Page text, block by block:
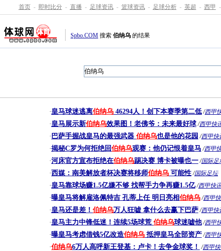
首页 - 即时比分 - 直播 - 足球资讯 - 篮球资讯 - 足球分析 - 英超 - 西甲 -
Spbo.COM 搜索 伯纳乌 的结果
·皇马球迷逃离伯纳乌 46294人！创下本赛季第二低 /西甲
·皇马展示新伯纳乌效果图！老佛爷：未来最好球 /西甲快
·巴萨手握战皇马的最强武器 伯纳乌也是他的花园 /西甲快
·揭秘C罗为何拒绝回伯纳乌观赛：他仍记恨着皇马 /西甲
·河床官方宣布拒绝在伯纳乌踢决赛 博卡被曝也一 /国际足
·西媒：南美解放者杯决赛将移师伯纳乌 可能性 /国际足坛
·皇马靠球场赚1.5亿嫌不够 找帮手力争再赚1.5亿 /西甲快
·曝皇马将解雇洛佩特吉 孔蒂上任 明日亮相伯纳乌 /西甲
·皇马还是差！ 伯纳乌万人狂嘘 拿什么去赢下巴萨 /西甲快
·皇马主力中锋低迷！连续5场球荒 伯纳乌球迷嘘他 /西甲
·曝皇马考虑借钱5亿改造伯纳乌 抵押皇马全部资产 /西甲
·伯纳乌6万人高呼新王登基：卢卡！去争金球奖！ /西甲